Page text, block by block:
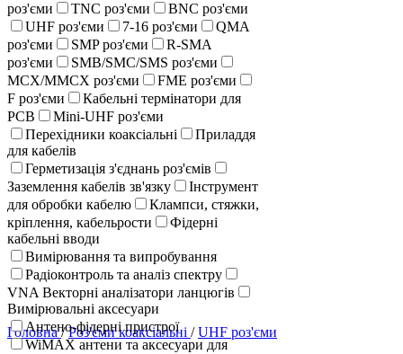
роз'єми
TNC роз'єми
BNC роз'єми
UHF роз'єми
7-16 роз'єми
QMA
роз'єми
SMP роз'єми
R-SMA
роз'єми
SMB/SMC/SMS роз'єми
MCX/MMCX роз'єми
FME роз'єми
F роз'єми
Кабельні термінатори для
PCB
Mini-UHF роз'єми
Перехідники коаксіальні
Приладдя
для кабелів
Герметизація з'єднань роз'ємів
Заземлення кабелів зв'язку
Інструмент
для обробки кабелю
Клампси, стяжки,
кріплення, кабельрости
Фідерні
кабельні вводи
Вимірювання та випробування
Радіоконтроль та аналіз спектру
VNA Векторні аналізатори ланцюгів
Вимірювальні аксесуари
Антено-фідерні пристрої
WiMAX антени та аксесуари для
Головна/ Роз'єми коаксіальні / UHF роз'єми